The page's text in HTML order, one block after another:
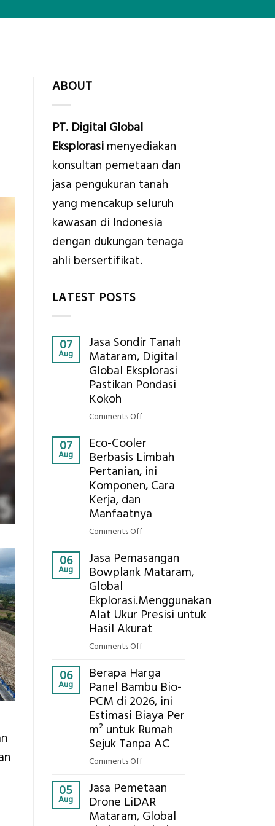
ABOUT
PT. Digital Global
Eksplorasimenyediakan
konsultan pemetaan dan
jasa pengukuran tanah
yang mencakup seluruh
kawasan di Indonesia
dengan dukungan tenaga
ahli bersertifikat.
LATEST POSTS
07
Aug
Jasa Sondir Tanah
Mataram, Digital
Global Eksplorasi
Pastikan Pondasi
Kokoh
Comments Offon
Sondir
Tanah
Mataram,
Digital
Eksplorasi
Pastikan
07
Aug
Eco-Cooler
Berbasis Limbah
Pertanian, ini
Komponen, Cara
Kerja, dan
Manfaatnya
Comments Offon
Cooler
Berbasis
Pertanian,
ini
Komponen,
Manfaatnya
06
Aug
Jasa Pemasangan
Bowplank Mataram,
Global
Ekplorasi.Menggunakan
Alat Ukur Presisi untuk
Hasil Akurat
Comments Offon
Pemasangan
Bowplank
Mataram,
Global
Ekplorasi.Menggunakan
Alat
untuk
Hasil
Akurat
06
Aug
Berapa Harga
Panel Bambu Bio-
PCM di 2026, ini
Estimasi Biaya Per
m² untuk Rumah
Sejuk Tanpa AC
Comments Offon
Harga
Panel
Bambu
05
Aug
Jasa Pemetaan
Drone LiDAR
Mataram, Global